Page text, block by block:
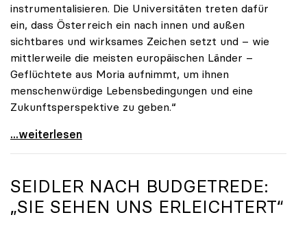
instrumentalisieren. Die Universitäten treten dafür
ein, dass Österreich ein nach innen und außen
sichtbares und wirksames Zeichen setzt und – wie
mittlerweile die meisten europäischen Länder –
Geflüchtete aus Moria aufnimmt, um ihnen
menschenwürdige Lebensbedingungen und eine
Zukunftsperspektive zu geben.“
uniko-Appell zur Aufnahme von Geflüchteten aus
...weiterlesen
SEIDLER NACH BUDGETREDE:
„SIE SEHEN UNS ERLEICHTERT“